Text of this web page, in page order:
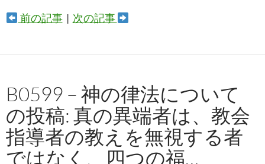
前の記事| 次の記事
B0599 – 神の律法について
の投稿: 真の異端者は、教会
指導者の教えを無視する者
ではなく、四つの福…